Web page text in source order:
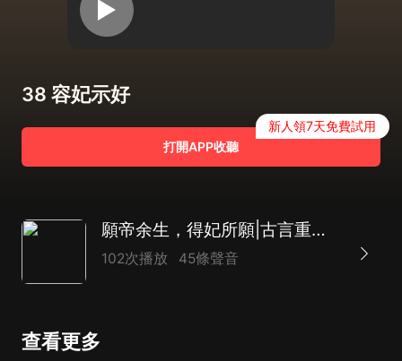
38 容妃示好
打開APP收聽
新人領7天免費試用
願帝余生，得妃所願|古言重生|多播
102次播放 45條聲音
查看更多